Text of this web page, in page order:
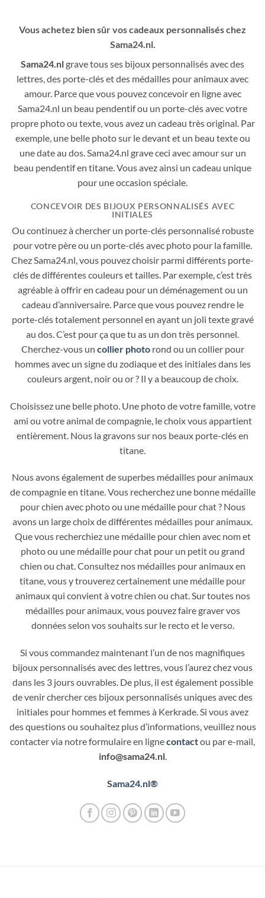
Vous achetez bien sûr vos cadeaux personnalisés chez
Sama24.nl.
Sama24.nlgrave tous ses bijoux personnalisés avec des
lettres, des porte-clés et des médailles pour animaux avec
amour. Parce que vous pouvez concevoir en ligne avec
Sama24.nl un beau pendentif ou un porte-clés avec votre
propre photo ou texte, vous avez un cadeau très original. Par
exemple, une belle photo sur le devant et un beau texte ou
une date au dos. Sama24.nl grave ceci avec amour sur un
beau pendentif en titane. Vous avez ainsi un cadeau unique
pour une occasion spéciale.
CONCEVOIR DES BIJOUX PERSONNALISÉS AVEC
INITIALES
Ou continuez à chercher un porte-clés personnalisé robuste
pour votre père ou un porte-clés avec photo pour la famille.
Chez Sama24.nl, vous pouvez choisir parmi différents porte-
clés de différentes couleurs et tailles. Par exemple, c’est très
agréable à offrir en cadeau pour un déménagement ou un
cadeau d’anniversaire. Parce que vous pouvez rendre le
porte-clés totalement personnel en ayant un joli texte gravé
au dos. C’est pour ça que tu as un don très personnel.
Cherchez-vous un collier photo rond ou un collier pour
hommes avec un signe du zodiaque et des initiales dans les
couleurs argent, noir ou or ? Il y a beaucoup de choix.
Choisissez une belle photo. Une photo de votre famille, votre
ami ou votre animal de compagnie, le choix vous appartient
entièrement. Nous la gravons sur nos beaux porte-clés en
titane.
Nous avons également de superbes médailles pour animaux
de compagnie en titane. Vous recherchez une bonne médaille
pour chien avec photo ou une médaille pour chat ? Nous
avons un large choix de différentes médailles pour animaux.
Que vous recherchiez une médaille pour chien avec nom et
photo ou une médaille pour chat pour un petit ou grand
chien ou chat. Consultez nos médailles pour animaux en
titane, vous y trouverez certainement une médaille pour
animaux qui convient à votre chien ou chat. Sur toutes nos
médailles pour animaux, vous pouvez faire graver vos
données selon vos souhaits sur le recto et le verso.
Si vous commandez maintenant l’un de nos magnifiques
bijoux personnalisés avec des lettres, vous l’aurez chez vous
dans les 3 jours ouvrables. De plus, il est également possible
de venir chercher ces bijoux personnalisés uniques avec des
initiales pour hommes et femmes à Kerkrade. Si vous avez
des questions ou souhaitez plus d’informations, veuillez nous
contacter via notre formulaire en lignecontactou par e-mail,
info@sama24.nl.
Sama24.nl®